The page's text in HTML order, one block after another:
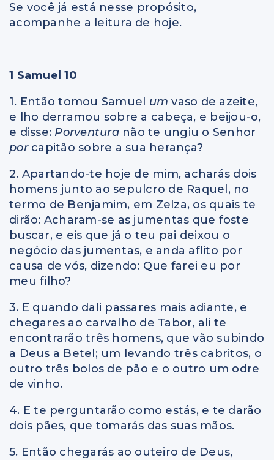
Se você já está nesse propósito,
acompanhe a leitura de hoje.
1 Samuel 10
1. Então tomou Samuel umvaso de azeite,
e lho derramou sobre a cabeça, e beijou-o,
e disse: Porventura não te ungiu o Senhor
por capitão sobre a sua herança?
2. Apartando-te hoje de mim, acharás dois
homens junto ao sepulcro de Raquel, no
termo de Benjamim, em Zelza, os quais te
dirão: Acharam-se as jumentas que foste
buscar, e eis que já o teu pai deixou o
negócio das jumentas, e anda aflito por
causa de vós, dizendo: Que farei eu por
meu filho?
3. E quando dali passares mais adiante, e
chegares ao carvalho de Tabor, ali te
encontrarão três homens, que vão subindo
a Deus a Betel; um levando três cabritos, o
outro três bolos de pão e o outro um odre
de vinho.
4. E te perguntarão como estás, e te darão
dois pães, que tomarás das suas mãos.
5. Então chegarás ao outeiro de Deus,